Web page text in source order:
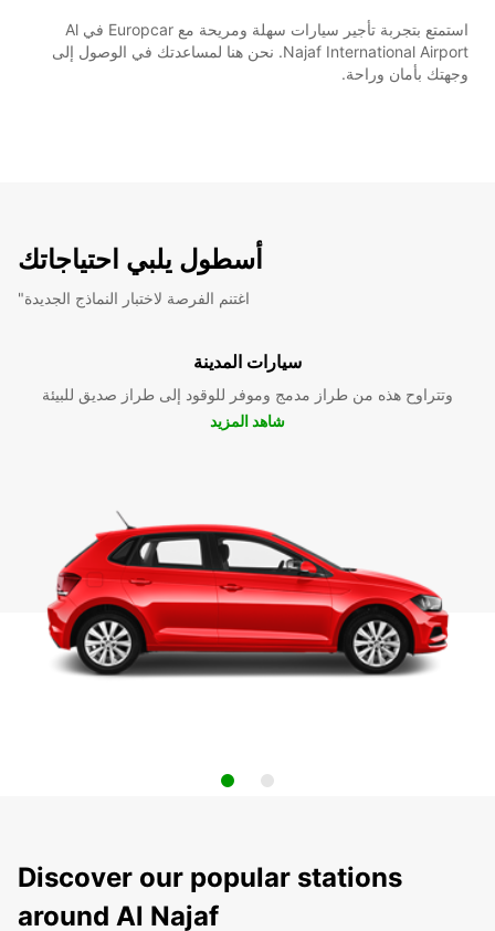
استمتع بتجربة تأجير سيارات سهلة ومريحة مع Europcar في Al
Najaf International Airport. نحن هنا لمساعدتك في الوصول إلى
وجهتك بأمان وراحة.
أسطول يلبي احتياجاتك
"اغتنم الفرصة لاختبار النماذج الجديدة
سيارات المدينة
وتتراوح هذه من طراز مدمج وموفر للوقود إلى طراز صديق للبيئة
شاهد المزيد
Discover our popular stations
around Al Najaf